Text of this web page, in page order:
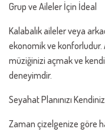
Grup ve Aileler İçin İdeal
Kalabalık aileler veya
ekonomik ve
müziğinizi açmak ve
deneyimdir.
Seyahat Planınızı
Zaman çizelgenize göre